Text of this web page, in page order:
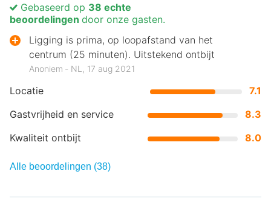
Locatie
7.1
Gastvrijheid en service
8.3
Kwaliteit ontbijt
8.0
Gebaseerd op 38 echte
beoordelingen door onze gasten.
Ligging is prima, op loopafstand van het
centrum (25 minuten). Uitstekend ontbijt
Anoniem ‐ NL, 17 aug 2021
Alle beoordelingen (38)